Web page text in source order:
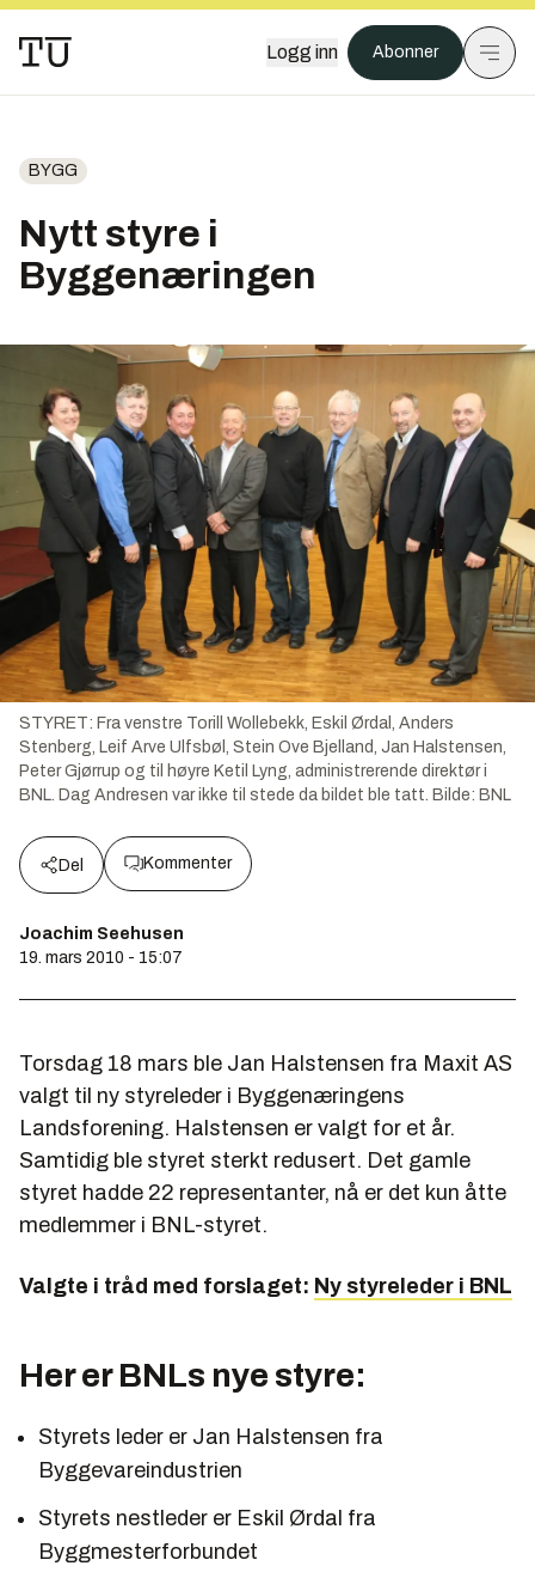
Logg inn Abonner
BYGG
Nytt styre i
Byggenæringen
STYRET: Fra venstre Torill Wollebekk, Eskil Ørdal, Anders
Stenberg, Leif Arve Ulfsbøl, Stein Ove Bjelland, Jan Halstensen,
Peter Gjørrup og til høyre Ketil Lyng, administrerende direktør i
BNL. Dag Andresen var ikke til stede da bildet ble tatt. Bilde: BNL
Del Kommenter
Joachim Seehusen
19. mars 2010 - 15:07
Torsdag 18 mars ble Jan Halstensen fra Maxit AS
valgt til ny styreleder i Byggenæringens
Landsforening. Halstensen er valgt for et år.
Samtidig ble styret sterkt redusert. Det gamle
styret hadde 22 representanter, nå er det kun åtte
medlemmer i BNL-styret.
Valgte i tråd med forslaget: Ny styreleder i BNL
Her er BNLs nye styre:
Styrets leder er Jan Halstensen fra
Byggevareindustrien
Styrets nestleder er Eskil Ørdal fra
Byggmesterforbundet